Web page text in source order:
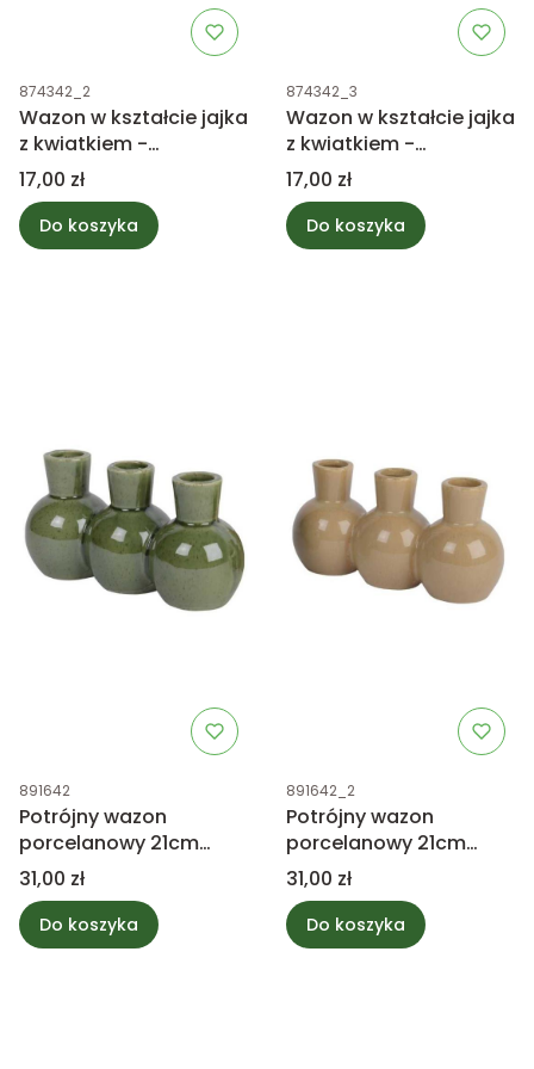
Kod produktu
874342_2
Wazon w kształcie jajka
z kwiatkiem -
pomarańczowy 8,5cm
Cena
17,00 zł
Do koszyka
Kod produktu
874342_3
Wazon w kształcie jajka
z kwiatkiem -
jasnopomarańczowy
8,5cm
Cena
17,00 zł
Do koszyka
Kod produktu
891642
Potrójny wazon
porcelanowy 21cm
zielony
Cena
31,00 zł
Do koszyka
Kod produktu
891642_2
Potrójny wazon
porcelanowy 21cm
beżowy
Cena
31,00 zł
Do koszyka